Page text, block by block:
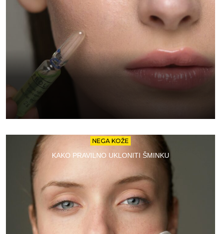
NEGA KOŽE
KAKO PRAVILNO UKLONITI ŠMINKU